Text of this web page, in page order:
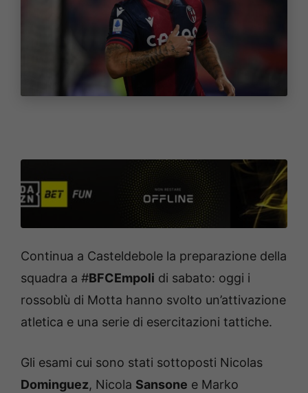
Continua a Casteldebole la preparazione della
squadra a #BFCEmpoli di sabato: oggi i
rossoblù di Motta hanno svolto un’attivazione
atletica e una serie di esercitazioni tattiche.
Gli esami cui sono stati sottoposti Nicolas
Dominguez, Nicola Sansone e Marko